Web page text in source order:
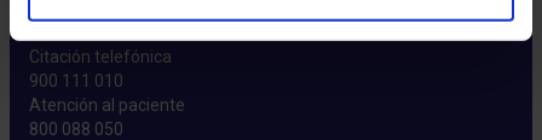
Citación telefónica
900 111 010
Atención al paciente
800 088 050